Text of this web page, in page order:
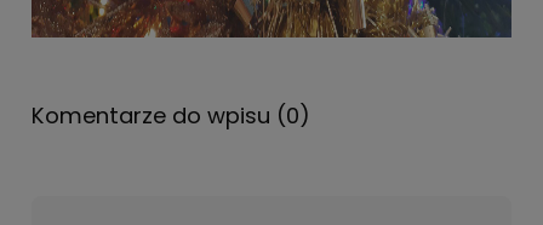
Komentarze do wpisu (0)